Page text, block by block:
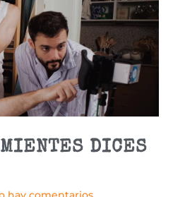
MIENTES DICES